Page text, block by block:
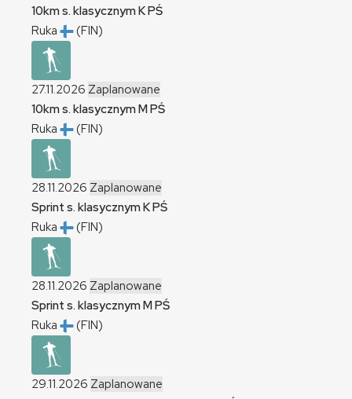
10km s. klasycznymKPŚ
Ruka
(FIN)
27.11.2026 Zaplanowane
10km s. klasycznymMPŚ
Ruka
(FIN)
28.11.2026 Zaplanowane
Sprint s. klasycznymKPŚ
Ruka
(FIN)
28.11.2026 Zaplanowane
Sprint s. klasycznymMPŚ
Ruka
(FIN)
29.11.2026 Zaplanowane